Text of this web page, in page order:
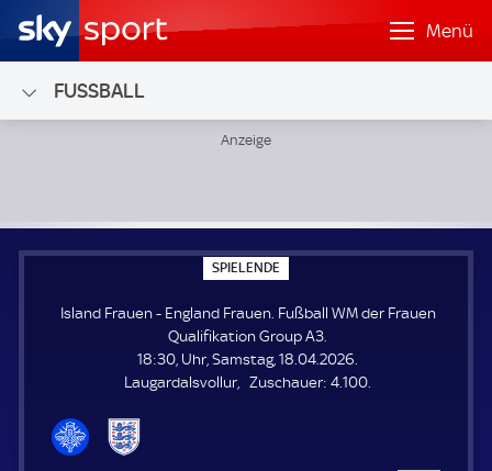
Menü
FUSSBALL
SPIELENDE
P
E
E
N
D
E
Island Frauen - England Frauen. Fußball WM der Frauen
Qualifikation Group A3.
18:30, Uhr, Samstag, 18.04.2026.
Laugardalsvollur
Zuschauer: Z
4.100.